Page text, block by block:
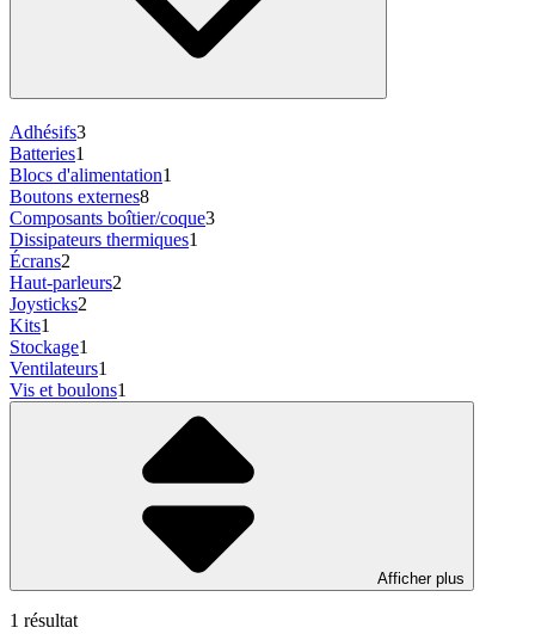
Adhésifs3
Batteries1
Blocs d'alimentation1
Boutons externes8
Composants boîtier/coque3
Dissipateurs thermiques1
Écrans2
Haut-parleurs2
Joysticks2
Kits1
Stockage1
Ventilateurs1
Vis et boulons1
Afficher plus
1 résultat